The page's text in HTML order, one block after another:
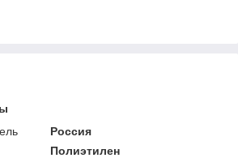
Россия
Полиэтилен